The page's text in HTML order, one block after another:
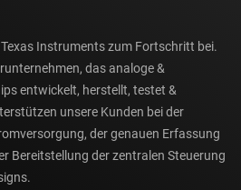
Instruments zum Fortschritt bei.
das analoge &
entwickelt, herstellt, testet &
unsere Kunden bei der
der genauen Erfassung
Bereitstellung der zentralen Steuerung